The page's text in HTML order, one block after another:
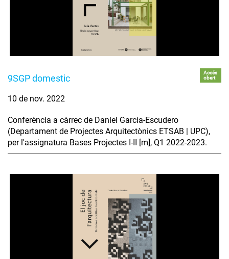
9SGP domestic
Accés
obert
10 de nov. 2022
Conferència a càrrec de Daniel García-Escudero
(Departament de Projectes Arquitectònics ETSAB | UPC),
per l'assignatura Bases Projectes I-II [m], Q1 2022-2023.